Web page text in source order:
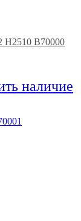
B70000
наличие